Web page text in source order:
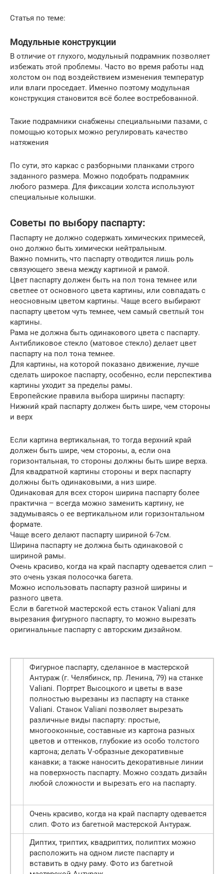
Статья по теме:
Модульные конструкции
В отличие от глухого, модульный подрамник позволяет
избежать этой проблемы. Часто во время работы над
холстом он под воздействием изменения температур
или влаги проседает. Именно поэтому модульная
конструкция становится всё более востребованной.
Такие подрамники снабжены специальными пазами, с
помощью которых можно регулировать качество
натяжения
По сути, это каркас с разборными планками строго
заданного размера. Можно подобрать подрамник
любого размера. Для фиксации холста используют
специальные колышки.
Советы по выбору паспарту:
Паспарту не должно содержать химических примесей,
оно должно быть химически нейтральным.
Важно помнить, что паспарту отводится лишь роль
связующего звена между картиной и рамой.
Цвет паспарту должен быть на пол тона темнее или
светлее от основного цвета картины, или совпадать с
неосновным цветом картины. Чаще всего выбирают
паспарту цветом чуть темнее, чем самый светлый тон
картины.
Рама не должна быть одинакового цвета с паспарту.
Антибликовое стекло (матовое стекло) делает цвет
паспарту на пол тона темнее.
Для картины, на которой показано движение, лучше
сделать широкое паспарту, особенно, если перспектива
картины уходит за пределы рамы.
Европейские правила выбора ширины паспарту:
Нижний край паспарту должен быть шире, чем стороны
и верх
Если картина вертикальная, то тогда верхний край
должен быть шире, чем стороны, а, если она
горизонтальная, то стороны должны быть шире верха.
Для квадратной картины стороны и верх паспарту
должны быть одинаковыми, а низ шире.
Одинаковая для всех сторон ширина паспарту более
практична – всегда можно заменить картину, не
задумываясь о ее вертикальном или горизонтальном
формате.
Чаще всего делают паспарту шириной 6-7см.
Ширина паспарту не должна быть одинаковой с
шириной рамы.
Очень красиво, когда на край паспарту одевается слип –
это очень узкая полосочка багета.
Можно использовать паспарту разной ширины и
разного цвета.
Если в багетной мастерской есть станок Valiani для
вырезания фигурного паспарту, то можно вырезать
оригинальные паспарту с авторским дизайном.
Фигурное паспарту, сделанное в мастерской
Антураж (г. Челябинск, пр. Ленина, 79) на станке
Valiani. Портрет Высоцкого и цветы в вазе
полностью вырезаны из паспарту на станке
Valiani. Станок Valiani позволяет вырезать
различные виды паспарту: простые,
многооконные, составные из картона разных
цветов и оттенков, глубокие из особо толстого
картона; делать V-образные декоративные
канавки; а также наносить декоративные линии
на поверхность паспарту. Можно создать дизайн
любой сложности и вырезать его на паспарту.
Очень красиво, когда на край паспарту одевается
слип. Фото из багетной мастерской Антураж.
Диптих, триптих, квадриптих, полиптих можно
расположить на одном листе паспарту и
вставить в одну раму. Фото из багетной